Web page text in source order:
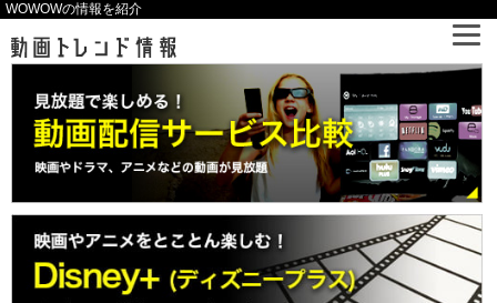
WOWOWの情報を紹介